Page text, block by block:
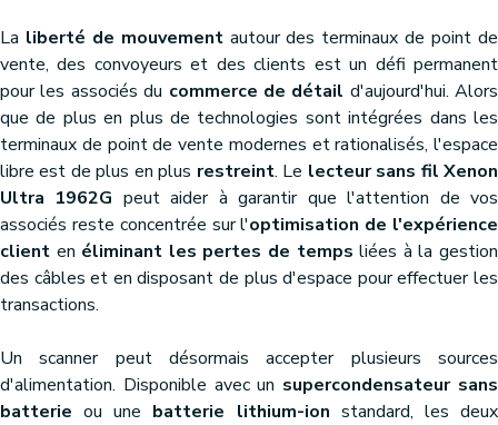
La liberté de mouvementautour des terminaux de point de
vente, des convoyeurs et des clients est un défi permanent
pour les associés du commerce de détail d'aujourd'hui. Alors
que de plus en plus de technologies sont intégrées dans les
terminaux de point de vente modernes et rationalisés, l'espace
libre est de plus en plus restreint. Le lecteur sans fil Xenon
Ultra 1962G peut aider à garantir que l'attention de vos
associés reste concentrée sur l'optimisation de l'expérience
client en éliminant les pertes de temps liées à la gestion
des câbles et en disposant de plus d'espace pour effectuer les
transactions.
Un scanner peut désormais accepter plusieurs sources
d'alimentation. Disponible avec un supercondensateur sans
batterie ou une batterie lithium-ion standard, les deux